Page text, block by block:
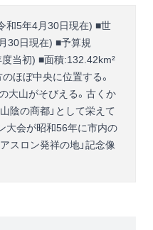
和5年4月30日現在) ■世
30日現在) ■予算規
当初) ■面積:132.42km²
ほぼ中央に位置する。
大山がそびえる。古くか
陰の商都」として栄えて
大会が昭和56年に市内の
スロン発祥の地」記念像